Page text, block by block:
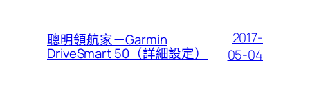
聰明領航家－Garmin
DriveSmart 50（詳細設定）
2017-
05-04